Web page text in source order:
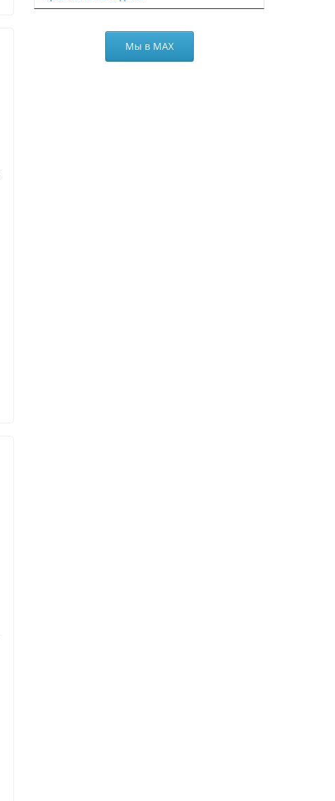
Мы в МАХ